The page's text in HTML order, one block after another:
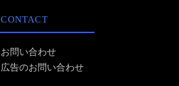
CONTACT
お問い合わせ
広告のお問い合わせ